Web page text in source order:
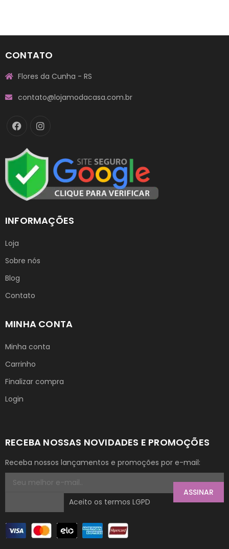
CONTATO
Flores da Cunha - RS
contato@lojamodacasa.com.br
INFORMAÇÕES
Loja
Sobre nós
Blog
Contato
MINHA CONTA
Minha conta
Carrinho
Finalizar compra
Login
RECEBA NOSSAS NOVIDADES E PROMOÇÕES
Receba nossos lançamentos e promoções por e-mail:
ASSINAR
Aceito os termos LGPD